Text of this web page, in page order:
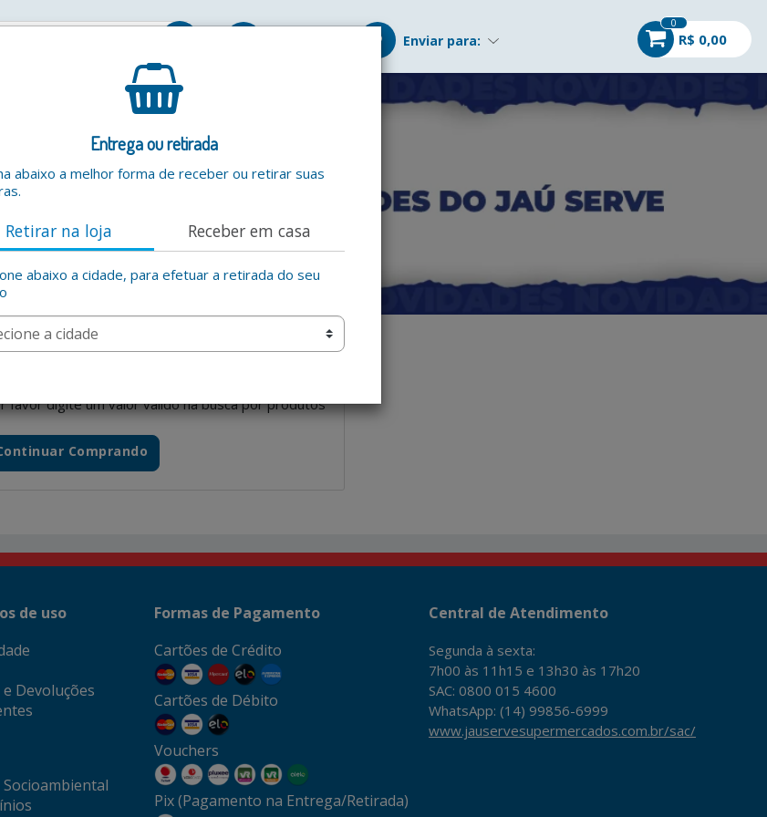
Enviar para:
0
R$ 0,00
Entrega ou retirada
abaixo a melhor forma de receber ou retirar suas
Retirar na loja Receber em casa
abaixo a cidade, para efetuar a retirada do seu
favor digite um valor valido na busca por produtos
Comprando
de uso
Devoluções
Formas de Pagamento
Cartões de Crédito
Cartões de Débito
Vouchers
Pix (Pagamento na Entrega/Retirada)
Central de Atendimento
Segunda à sexta:
7h00 às 11h15 e 13h30 às 17h20
SAC: 0800 015 4600
WhatsApp: (14) 99856-6999
www.jauservesupermercados.com.br/sac/